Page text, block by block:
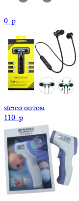
0. p
stereo оптом
110. p